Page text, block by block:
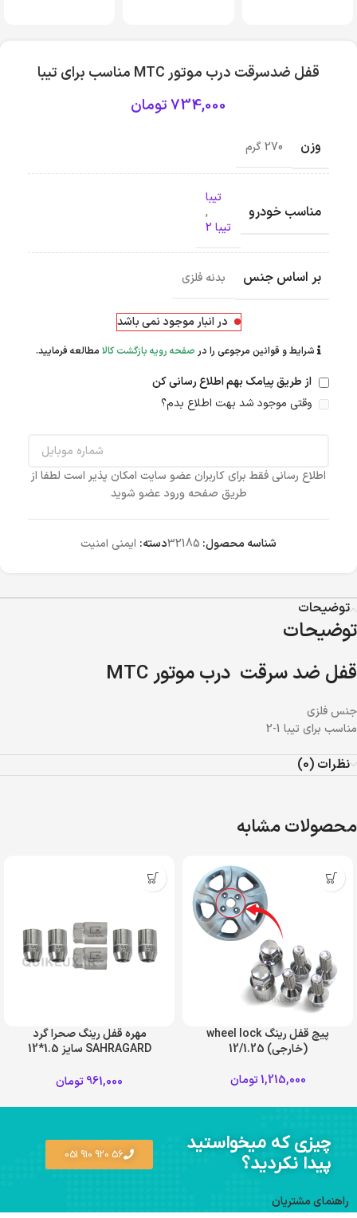
قفل ضدسرقت درب موتور MTC مناسب برای تیبا
734,000تومان
وزن 270 گرم
مناسب خودرو
تیبا
,
تیبا 2
بر اساس جنس بدنه فلزی
در انبار موجود نمی باشد
شرایط و قوانین مرجوعی را در صفحه رویه بازگشت کالا مطالعه فرمایید.
از طریق پیامک بهم اطلاع رسانی کن
وقتی موجود شد بهت اطلاع بدم؟
اطلاع رسانی فقط برای کاربران عضو سایت امکان پذیر است لطفا از
طریق صفحه ورود عضو شوید
شناسه محصول: 32185دسته: ایمنی امنیت
توضیحات
توضیحات
قفل ضد سرقت درب موتور MTC
جنس فلزی
مناسب برای تیبا 1-2
نظرات (0)
محصولات مشابه
پیچ قفل رینگ wheel lock
(خارجی) 12/1.25
1,215,000تومان
مهره قفل رینگ صحرا گرد
SAHRAGARD سایز 1.5*12
961,000تومان
چیزی که میخواستید
پیدا نکردید؟
56 920 910 051
راهنمای مشتریان